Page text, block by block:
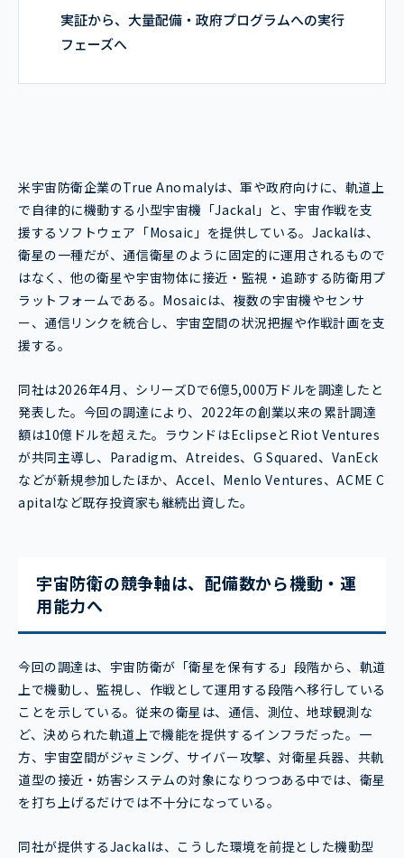
実証から、大量配備・政府プログラムへの実行
フェーズへ
米宇宙防衛企業のTrue Anomalyは、軍や政府向けに、軌道上
で自律的に機動する小型宇宙機「Jackal」と、宇宙作戦を支
援するソフトウェア「Mosaic」を提供している。Jackalは、
衛星の一種だが、通信衛星のように固定的に運用されるもので
はなく、他の衛星や宇宙物体に接近・監視・追跡する防衛用プ
ラットフォームである。Mosaicは、複数の宇宙機やセンサ
ー、通信リンクを統合し、宇宙空間の状況把握や作戦計画を支
援する。
同社は2026年4月、シリーズDで6億5,000万ドルを調達したと
発表した。今回の調達により、2022年の創業以来の累計調達
額は10億ドルを超えた。ラウンドはEclipseとRiot Ventures
が共同主導し、Paradigm、Atreides、G Squared、VanEck
などが新規参加したほか、Accel、Menlo Ventures、ACME C
apitalなど既存投資家も継続出資した。
宇宙防衛の競争軸は、配備数から機動・運
用能力へ
今回の調達は、宇宙防衛が「衛星を保有する」段階から、軌道
上で機動し、監視し、作戦として運用する段階へ移行している
ことを示している。従来の衛星は、通信、測位、地球観測な
ど、決められた軌道上で機能を提供するインフラだった。一
方、宇宙空間がジャミング、サイバー攻撃、対衛星兵器、共軌
道型の接近・妨害システムの対象になりつつある中では、衛星
を打ち上げるだけでは不十分になっている。
同社が提供するJackalは、こうした環境を前提とした機動型